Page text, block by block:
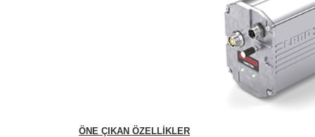
ÖNE ÇIKAN ÖZELLİKLER